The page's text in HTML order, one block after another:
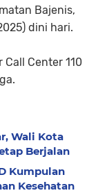
Bajenis,
dini hari.
Center 110
Wali Kota
Berjalan
Kumpulan
Kesehatan